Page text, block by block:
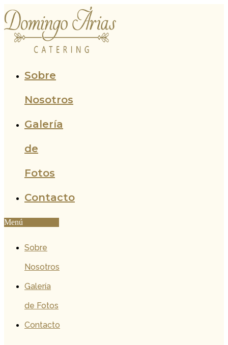
al
contenido
Sobre
Nosotros
Galería
de
Fotos
Contacto
Menú
Sobre
Nosotros
Galería
de Fotos
Contacto